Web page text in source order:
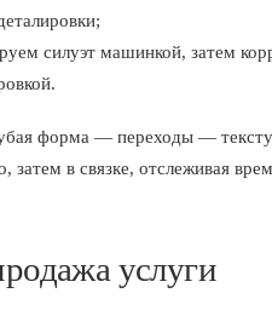
силуэт машинкой, затем
форма — переходы —
в связке, отслеживая
услуги